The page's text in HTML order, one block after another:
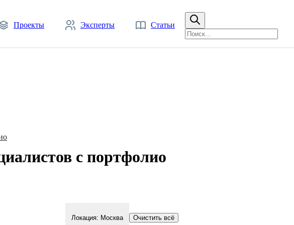
Проекты Эксперты Статьи
с портфолио
Локация: Москва Очистить всё